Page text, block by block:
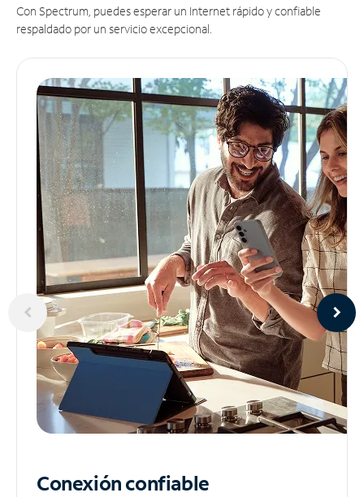
Con Spectrum, puedes esperar un Internet rápido y confiable
respaldado por un servicio excepcional.
Conexión confiable